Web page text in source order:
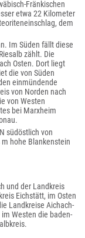
Fränkischen
etwa 22 Kilometer
dem
Im Süden fällt diese
zählt. Die
Osten. Dort liegt
die von Süden
einmündende
von Norden nach
von Westen
bei Marxheim
südöstlich von
hohe Blankenstein
und der Landkreis
Eichstätt, im Osten
Landkreise Aichach-
Westen die baden-